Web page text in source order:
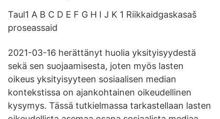
Taul1 A B C D E F G H I J K 1 Riikkaidgaskasaš
proseassaid
2021-03-16 herättänyt huolia yksityisyydestä
sekä sen suojaamisesta, joten myös lasten
oikeus yksityisyyteen sosiaalisen median
kontekstissa on ajankohtainen oikeudellinen
kysymys. Tässä tutkielmassa tarkastellaan lasten